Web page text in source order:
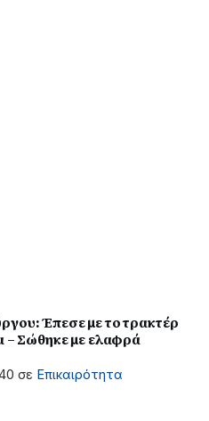
Έπεσε με το τρακτέρ
– Σώθηκε με ελαφρά
σε Επικαιρότητα